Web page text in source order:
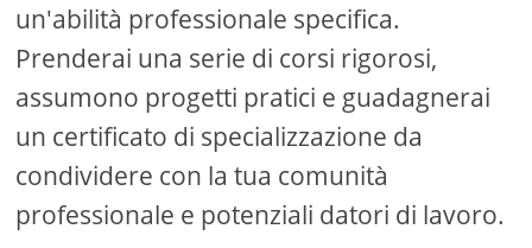
un'abilità professionale specifica.
Prenderai una serie di corsi rigorosi,
assumono progetti pratici e guadagnerai
un certificato di specializzazione da
condividere con la tua comunità
professionale e potenziali datori di lavoro.